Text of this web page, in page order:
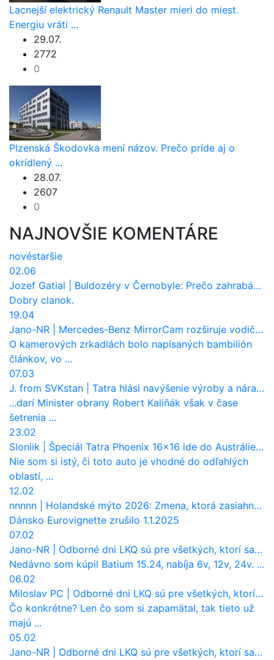
Lacnejší elektrický Renault Master mieri do miest.
Energiu vráti ...
29.07.
2772
0
Plzenská Škodovka mení názov. Prečo príde aj o
okrídlený ...
28.07.
2607
0
NAJNOVŠIE KOMENTÁRE
novéstaršie
02.06
Jozef Gatial
Buldozéry v Černobyle: Prečo zahrabávali Červený les pod zem?
Dobry clanok.
19.04
Jano-NR
Mercedes-Benz MirrorCam rozširuje vodičovi výhľad a uberá autobusom odpor vzduchu
O kamerových zrkadlách bolo napísaných bambilión
článkov, vo ...
07.03
J. from SVKstan
Tatra hlási navýšenie výroby a nárast tržieb. Ktorí odberatelia sú kľúčoví?
...darí Minister obrany Robert Kaliňák však v čase
šetrenia ...
23.02
Sloniik
Špeciál Tatra Phoenix 16×16 ide do Austrálie. Na čo bude slúžiť?
Nie som si istý, či toto auto je vhodné do odľahlých
oblastí, ...
12.02
nnnnn
Holandské mýto 2026: Zmena, ktorá zasiahne slovenských dopravcov
Dánsko Eurovignette zrušilo 1.1.2025
07.02
Jano-NR
Odborné dni LKQ sú pre všetkých, ktorí sa chcú dozvedieť niečo viac
Nedávno som kúpil Batium 15.24, nabíja 6v, 12v, 24v. ...
06.02
Miloslav PC
Odborné dni LKQ sú pre všetkých, ktorí sa chcú dozvedieť niečo viac
Čo konkrétne? Len čo som si zapamätal, tak tieto už
majú ...
05.02
Jano-NR
Odborné dni LKQ sú pre všetkých, ktorí sa chcú dozvedieť niečo viac